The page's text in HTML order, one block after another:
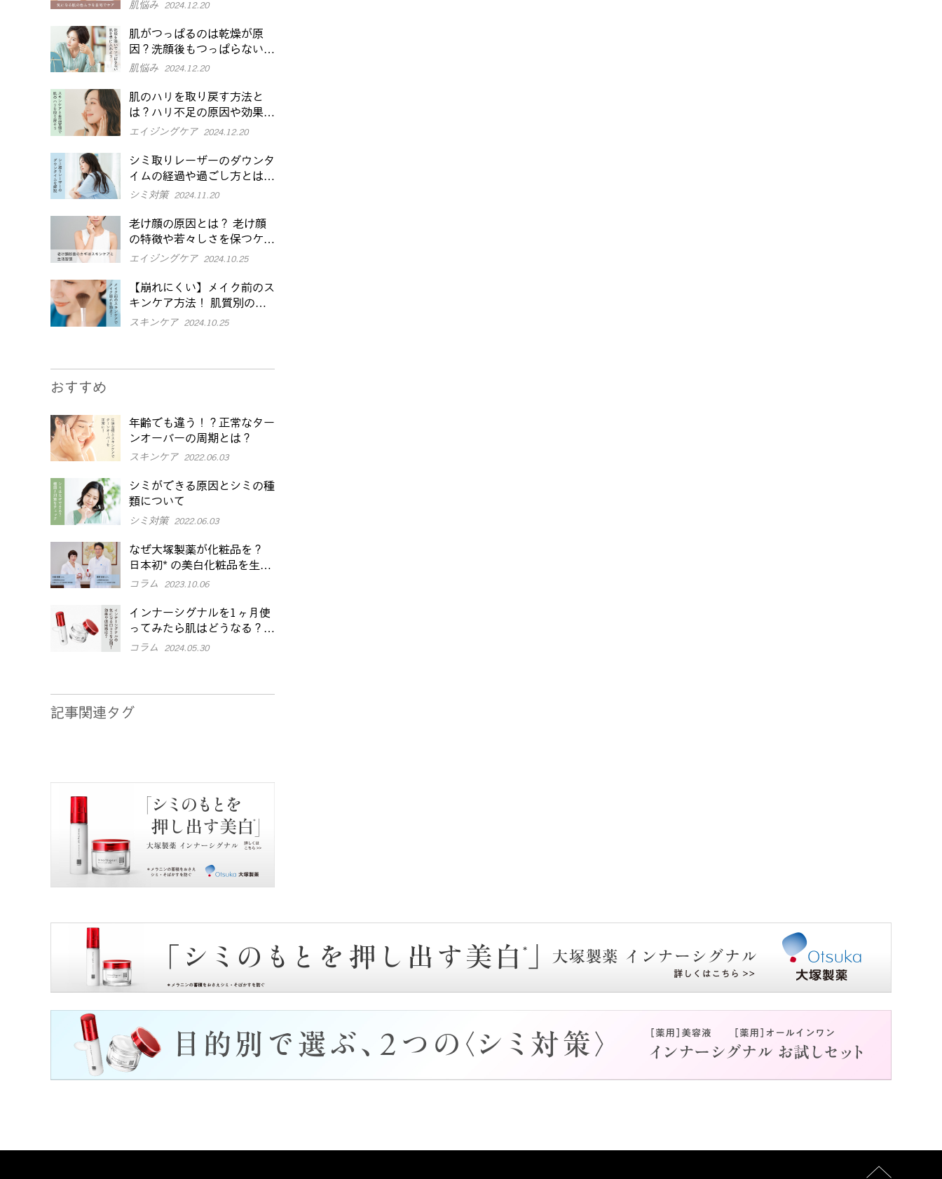
肌悩み 2024.12.20
肌がつっぱるのは乾燥が原
因？洗顔後もつっぱらない肌
を目指す対策を紹介
肌悩み 2024.12.20
肌のハリを取り戻す方法と
は？ハリ不足の原因や効果的
なケアを紹介
エイジングケア 2024.12.20
シミ取りレーザーのダウンタ
イムの経過や過ごし方とは？
でやすい症状や注意点も
シミ対策 2024.11.20
老け顔の原因とは？ 老け顔
の特徴や若々しさを保つケア
を紹介
エイジングケア 2024.10.25
【崩れにくい】メイク前のス
キンケア方法！ 肌質別のポ
イントや注意点も解説
スキンケア 2024.10.25
おすすめ
年齢でも違う！？正常なター
ンオーバーの周期とは？
スキンケア 2022.06.03
シミができる原因とシミの種
類について
シミ対策 2022.06.03
なぜ大塚製薬が化粧品を？
日本初* の美白化粧品を生み
出した研究員の「こだわり」
コラム 2023.10.06
インナーシグナルを1ヶ月使
ってみたら肌はどうなる？効
果や本音口コミをチェック
コラム 2024.05.30
記事関連タグ